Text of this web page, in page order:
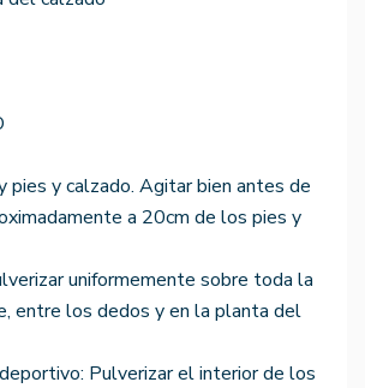
pies y calzado. Agitar bien antes de
a 20cm de los pies y
uniformemente sobre toda la
entre los dedos y en la planta del
Pulverizar el interior de los